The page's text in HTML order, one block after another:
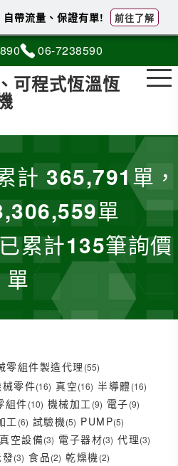
890 06-7238590
可程式恆溫恆
計 365,791單，
單
累計135筆詢價
單
零組件製造代理 (55)
零件(16) 真空(16) 半導體(16)
組件(10) 機械加工 (9) 電子(9)
工 (6) 試驗機(5) PUMP(5)
真空設備(3) 電子器材(3) 代理(3)
(3) 食品(2) 乾燥機(2)
帶流量、保證有單! 前往了解